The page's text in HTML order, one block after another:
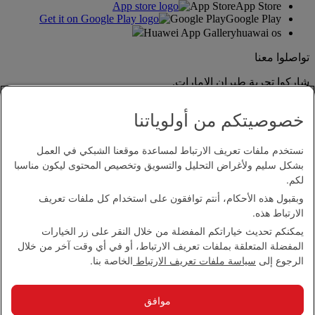
App StoreApp Store
Google PlayGoogle Play
Huawei App Galleryhuawai os
تواصلوا معنا
شاركوا تجربة طيران الإمارات.
بيان إمكانية الدخول
اتصل بنا
سياسة الخصوصية
الشروط والأحكام
سياسة ملفات تعريف الارتباط
بيان الشفافية بموجب قانون مكافحة العبودية الحديثة
خصوصيتكم من أولوياتنا
نستخدم ملفات تعريف الارتباط لمساعدة موقعنا الشبكي في العمل
بشكل سليم ولأغراض التحليل والتسويق وتخصيص المحتوى ليكون مناسبا
لكم.
وبقبول هذه الأحكام، أنتم توافقون على استخدام كل ملفات تعريف
الارتباط هذه.
يمكنكم تحديث خياراتكم المفضلة من خلال النقر على زر الخيارات
المفضلة المتعلقة بملفات تعريف الارتباط، أو في أي وقت آخر من خلال
الرجوع إلى سياسة ملفات تعريف الارتباط الخاصة بنا.
موافق